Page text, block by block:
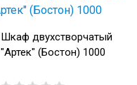
Шкаф двухстворчатый
"Артек" (Бостон) 1000